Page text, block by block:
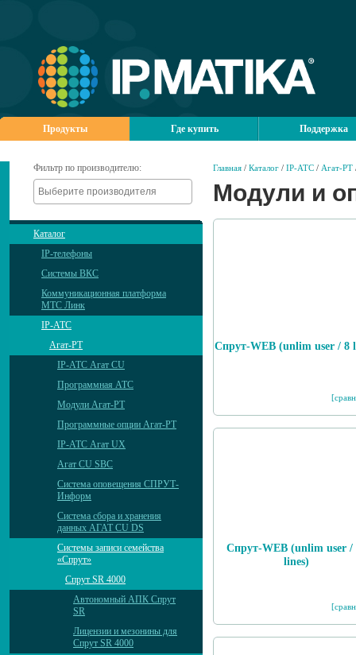
Продукты Где купить Поддержка
Фильтр по производителю:
Каталог
IP-телефоны
Системы ВКС
Коммуникационная платформа
МТС Линк
IP-АТС
Агат-РТ
IP-АТС Агат CU
Программная АТС
Модули Агат-РТ
Программные опции Агат-РТ
IP-АТС Агат UX
Агат CU SBC
Система оповещения СПРУТ-
Информ
Система сбора и хранения
данных АГАТ CU DS
Системы записи семейства
«Спрут»
Спрут SR 4000
Автономный АПК Спрут
SR
Лицензии и мезонины для
Спрут SR 4000
Главная / Каталог / IP-АТС / Агат-РТ
Модули и
Спрут-WEB (unlim user / 8
Спрут-WEB (unlim user /
lines)